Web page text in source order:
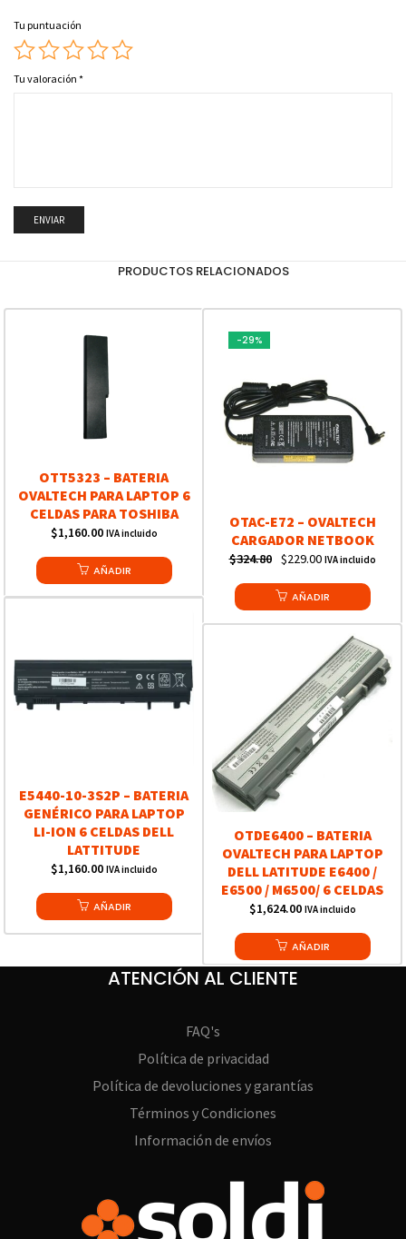
Tu puntuación
Tu valoración *
PRODUCTOS RELACIONADOS
OTT5323 – BATERIA
OVALTECH PARA LAPTOP 6
CELDAS PARA TOSHIBA
$1,160.00 IVA incluido
AÑADIR
-29%
OTAC-E72 – OVALTECH
CARGADOR NETBOOK
$324.80 Original
was:
$229.00Current
is:
IVA incluido
AÑADIR
E5440-10-3S2P – BATERIA
GENÉRICO PARA LAPTOP
LI-ION 6 CELDAS DELL
LATTITUDE
$1,160.00 IVA incluido
AÑADIR
OTDE6400 – BATERIA
OVALTECH PARA LAPTOP
DELL LATITUDE E6400 /
E6500 / M6500/ 6 CELDAS
$1,624.00 IVA incluido
AÑADIR
ATENCIÓN AL CLIENTE
FAQ's
Política de privacidad
Política de devoluciones y garantías
Términos y Condiciones
Información de envíos